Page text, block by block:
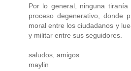
Por lo general, ninguna
proceso degenerativo, donde
moral entre los ciudadanos y
y militar entre sus seguidores.
saludos, amigos
maylin